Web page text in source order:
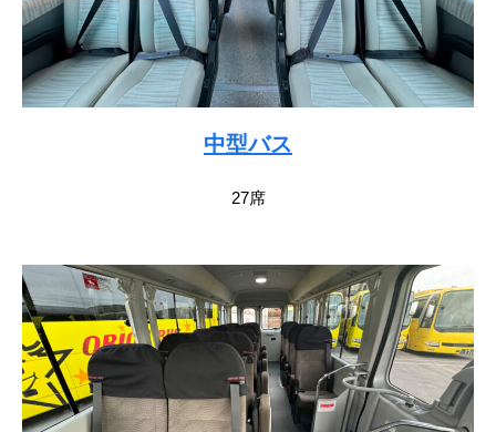
中型バス
27席